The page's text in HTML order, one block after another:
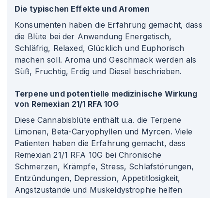
Die typischen Effekte und Aromen
Konsumenten haben die Erfahrung gemacht, dass
die Blüte bei der Anwendung Energetisch,
Schläfrig, Relaxed, Glücklich und Euphorisch
machen soll. Aroma und Geschmack werden als
Süß, Fruchtig, Erdig und Diesel beschrieben.
Terpene und potentielle medizinische Wirkung
von Remexian 21/1 RFA 10G
Diese Cannabisblüte enthält u.a. die Terpene
Limonen, Beta-Caryophyllen und Myrcen. Viele
Patienten haben die Erfahrung gemacht, dass
Remexian 21/1 RFA 10G bei Chronische
Schmerzen, Krämpfe, Stress, Schlafstörungen,
Entzündungen, Depression, Appetitlosigkeit,
Angstzustände und Muskeldystrophie helfen